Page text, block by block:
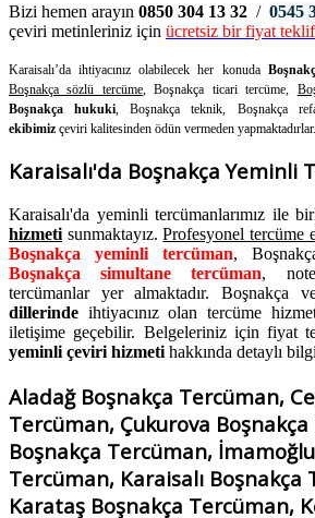
Bizi hemen arayın 0850 304 13 32 / 0545
çeviri metinleriniz için ücretsiz bir fiyat
Karaisalı’da ihtiyacınız olabilecek her konuda
Boşnakça sözlü tercüme, Boşnakça ticari tercüme,
Boşnakça hukuki , Boşnakça teknik, Boşnakça
ekibimiz çeviri kalitesinden ödün vermeden yapmaktadırlar.
Karaisalı'da Boşnakça Yeminli
Karaisalı'da yeminli tercümanlarımız ile
hizmeti sunmaktayız.Profesyonel tercüme
Boşnakça yeminli tercüman,
Boşnakça simultane tercüman,
tercümanlar yer almaktadır. Boşnakça
dillerinde ihtiyacınız olan tercüme
iletişime geçebilir. Belgeleriniz için fiyat
yeminli çeviri hizmeti hakkında detaylı
Aladağ Boşnakça Tercüman,
Tercüman, Çukurova
Boşnakça Tercüman,
Tercüman, Karaisalı Boşnakça
Karataş Boşnakça Tercüman,